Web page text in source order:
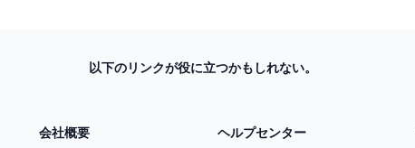
以下のリンクが役に立つかもしれない。
会社概要 ヘルプセンター